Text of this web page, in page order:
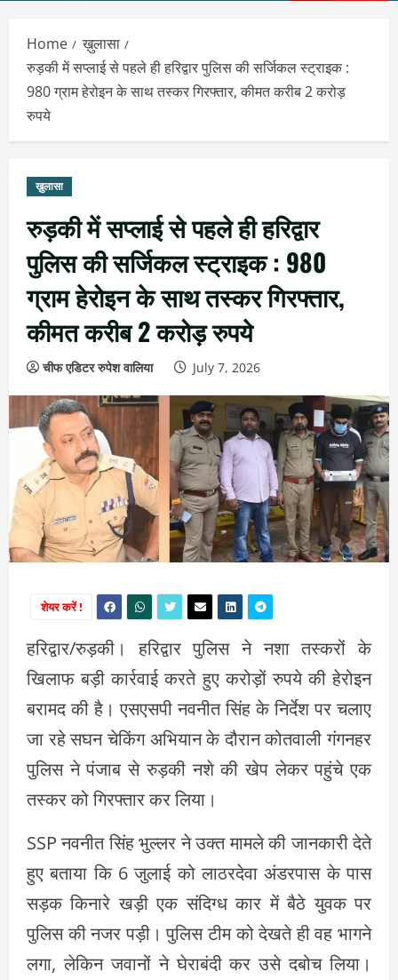
Home
ख़ुलासा
रुड़की में सप्लाई से पहले ही हरिद्वार पुलिस की सर्जिकल स्ट्राइक :
980 ग्राम हेरोइन के साथ तस्कर गिरफ्तार, कीमत करीब 2 करोड़
रुपये
ख़ुलासा
रुड़की में सप्लाई से पहले ही हरिद्वार
पुलिस की सर्जिकल स्ट्राइक : 980
ग्राम हेरोइन के साथ तस्कर गिरफ्तार,
कीमत करीब 2 करोड़ रुपये
चीफ एडिटर रुपेश वालिया July 7, 2026
शेयर करें !
हरिद्वार/रुड़की। हरिद्वार पुलिस ने नशा तस्करों के
खिलाफ बड़ी कार्रवाई करते हुए करोड़ों रुपये की हेरोइन
बरामद की है। एसएसपी नवनीत सिंह के निर्देश पर चलाए
जा रहे सघन चेकिंग अभियान के दौरान कोतवाली गंगनहर
पुलिस ने पंजाब से रुड़की नशे की खेप लेकर पहुंचे एक
तस्कर को गिरफ्तार कर लिया।
SSP नवनीत सिंह भुल्लर ने उक्त मामले की जानकारी देते
हुए बताया कि 6 जुलाई को लाठरदेवा अंडरपास के पास
सड़क किनारे खड़ी एक संदिग्ध कार में बैठे युवक पर
पुलिस की नजर पड़ी। पुलिस टीम को देखते ही वह भागने
लगा, लेकिन जवानों ने घेराबंदी कर उसे दबोच लिया।